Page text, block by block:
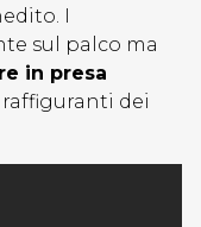
I
sul palco ma
in presa
raffiguranti dei